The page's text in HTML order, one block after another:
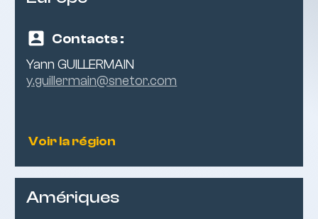
Contacts :
Yann GUILLERMAIN
y.guillermain@snetor.com
Voir la région
Amériques